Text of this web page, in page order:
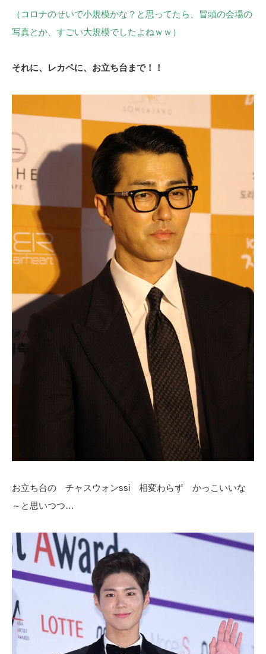
（コロナのせいで小規模かな？と思ってたら、冒頭の会場の
写真とか、すごい大規模でしたよねｗｗ）
それに、レカペに、お立ち台まで！！
お立ち台の チャスウォンssi 相変わらず かっこいいな
～と思いつつ…